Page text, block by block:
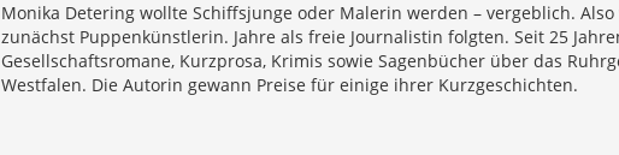
Monika Detering wollte Schiffsjunge oder Malerin werden – vergeblich.
zunächst Puppenkünstlerin. Jahre als freie Journalistin folgten. Seit 25
Gesellschaftsromane, Kurzprosa, Krimis sowie Sagenbücher über das
Westfalen. Die Autorin gewann Preise für einige ihrer Kurzgeschichten.